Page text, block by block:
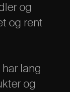
og
og rent
lang
og